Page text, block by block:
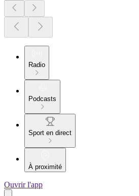
Radio
Podcasts
Sport en direct
À proximité
Ouvrir l'app